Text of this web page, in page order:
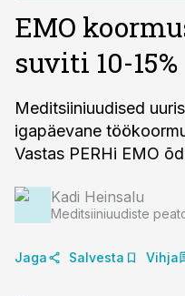
EMO
suviti 10-15%
Meditsiiniuudised
igapäevane
Vastas PERHi EMO
Kadi Heinsalu
Meditsiiniuudiste
Jaga Salvesta Vihja